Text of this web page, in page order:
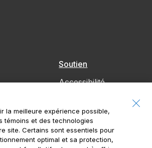
Soutien
Accessibilité
avec nous
Avis
la meilleure expérience possible,
témoins et des technologies
site. Certains sont essentiels pour
optimal et sa protection,